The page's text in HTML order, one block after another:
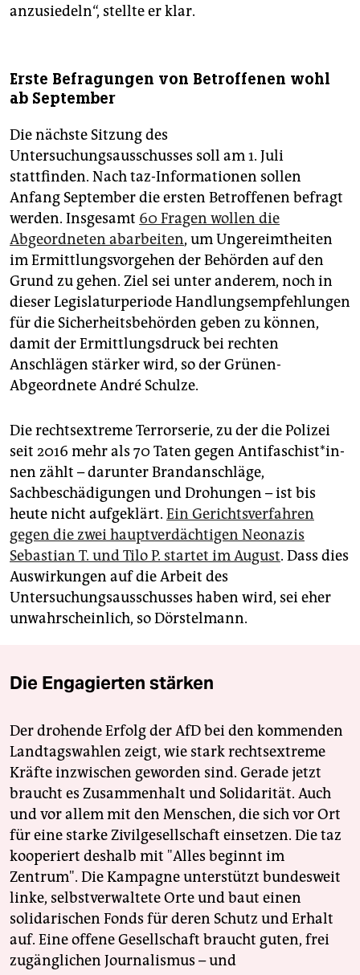
anzusiedeln“, stellte er klar.
Erste Befragungen von Betroffenen wohl
ab September
Die nächste Sitzung des
Untersuchungsausschusses soll am 1. Juli
stattfinden. Nach taz-Informationen sollen
Anfang September die ersten Betroffenen befragt
werden. Insgesamt 60 Fragen wollen die
Abgeordneten abarbeiten, um Ungereimtheiten
im Ermittlungsvorgehen der Behörden auf den
Grund zu gehen. Ziel sei unter anderem, noch in
dieser Legislaturperiode Handlungsempfehlungen
für die Sicherheitsbehörden geben zu können,
damit der Ermittlungsdruck bei rechten
Anschlägen stärker wird, so der Grünen-
Abgeordnete André Schulze.
Die rechtsextreme Terrorserie, zu der die Polizei
seit 2016 mehr als 70 Taten gegen An­ti­fa­schis­t*in­
nen zählt – darunter Brandanschläge,
Sachbeschädigungen und Drohungen – ist bis
heute nicht aufgeklärt. Ein Gerichtsverfahren
gegen die zwei hauptverdächtigen Neonazis
Sebastian T. und Tilo P. startet im August. Dass dies
Auswirkungen auf die Arbeit des
Untersuchungsausschusses haben wird, sei eher
unwahrscheinlich, so Dörstelmann.
Die Engagierten stärken
Der drohende Erfolg der AfD bei den kommenden
Landtagswahlen zeigt, wie stark rechtsextreme
Kräfte inzwischen geworden sind. Gerade jetzt
braucht es Zusammenhalt und Solidarität. Auch
und vor allem mit den Menschen, die sich vor Ort
für eine starke Zivilgesellschaft einsetzen. Die taz
kooperiert deshalb mit "Alles beginnt im
Zentrum". Die Kampagne unterstützt bundesweit
linke, selbstverwaltete Orte und baut einen
solidarischen Fonds für deren Schutz und Erhalt
auf. Eine offene Gesellschaft braucht guten, frei
zugänglichen Journalismus – und